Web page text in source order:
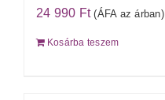
24 990 Ft (ÁFA az árban)
Kosárba teszem